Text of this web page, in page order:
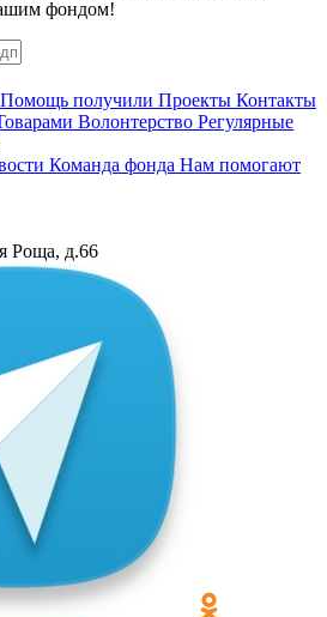
фондом!
Помощь получили Проекты Контакты
Волонтерство Регулярные
Команда фонда Нам помогают
Роща, д.66